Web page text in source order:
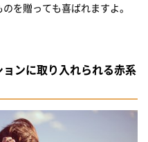
ンに取り入れられる赤系